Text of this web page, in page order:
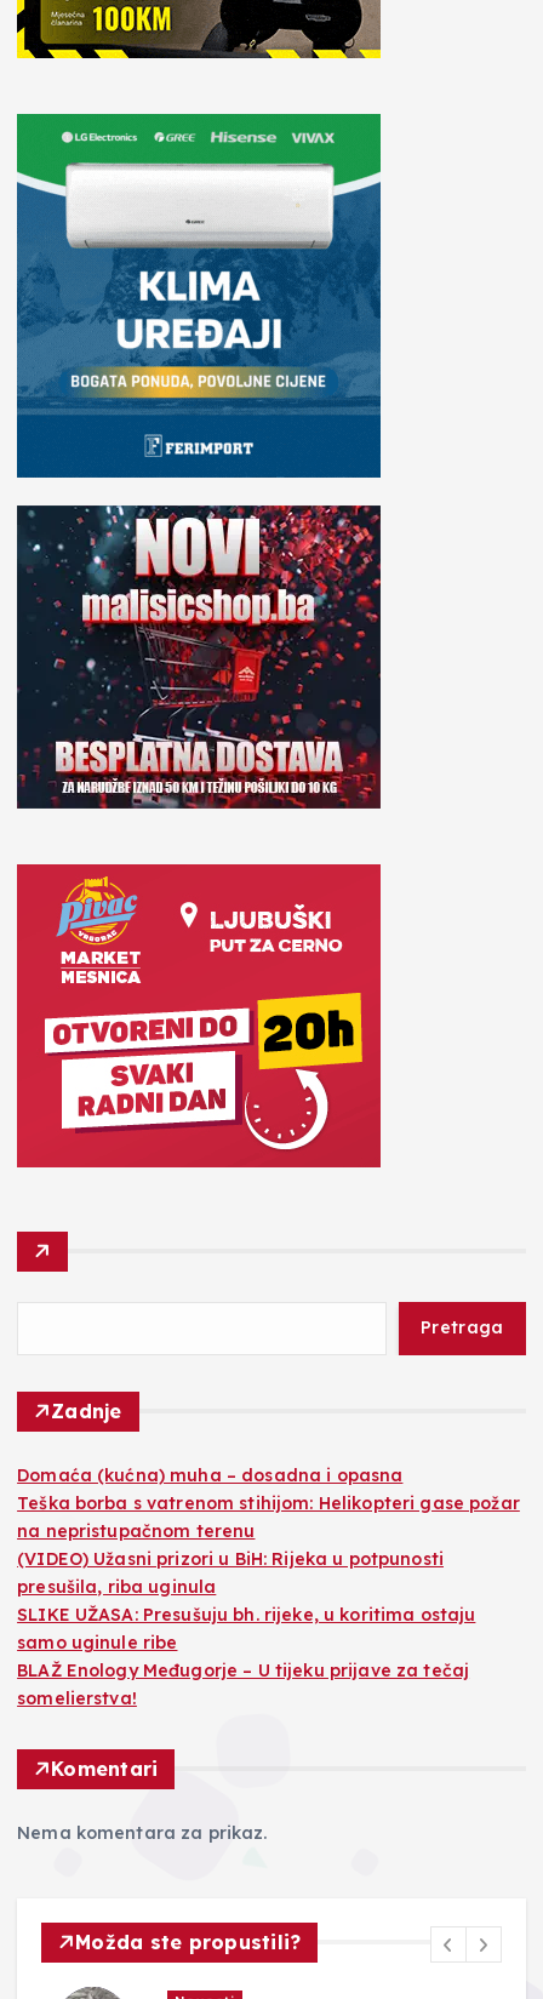
Pretraga
Zadnje
Domaća (kućna) muha – dosadna i opasna
Teška borba s vatrenom stihijom: Helikopteri gase požar
na nepristupačnom terenu
(VIDEO) Užasni prizori u BiH: Rijeka u potpunosti
presušila, riba uginula
SLIKE UŽASA: Presušuju bh. rijeke, u koritima ostaju
samo uginule ribe
BLAŽ Enology Međugorje – U tijeku prijave za tečaj
somelierstva!
Komentari
Nema komentara za prikaz.
Možda ste propustili?